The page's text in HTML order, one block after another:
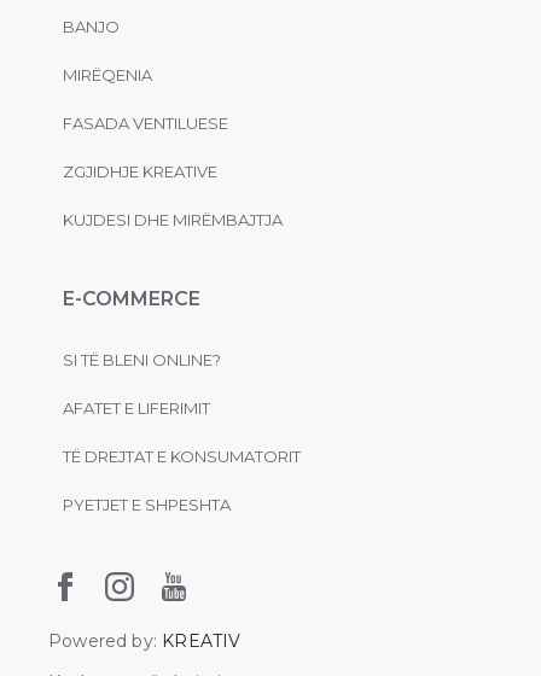
BANJO
MIRËQENIA
FASADA VENTILUESE
ZGJIDHJE KREATIVE
KUJDESI DHE MIRËMBAJTJA
E-COMMERCE
SI TË BLENI ONLINE?
AFATET E LIFERIMIT
TË DREJTAT E KONSUMATORIT
PYETJET E SHPESHTA
Powered by: KREATIV